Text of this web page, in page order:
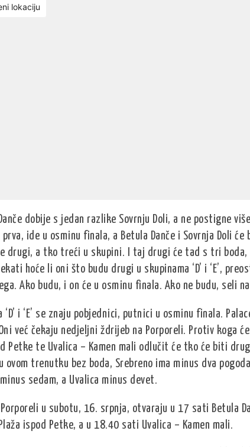
dobije s jedan razlike Sovrnju Doli, a ne postigne
prva, ide u osminu finala, a Betula Danče i Sovrnja Doli
drugi, a tko treći u skupini. I taj drugi će tad s tri
hoće li oni što budu drugi u skupinama ‘D’ i ‘E’,
Ako budu, i on će u osminu finala. Ako ne budu, seli
‘D’ i ‘E’ se znaju pobjednici, putnici u osminu finala.
Oni već čekaju nedjeljni ždrijeb na Porporeli. Protiv koga
Petke te Uvalica – Kamen mali odlučit će tko će biti
ovom trenutku bez boda, Srebreno ima minus dva
sedam, a Uvalica minus devet.
Porporeli u subotu, 16. srpnja, otvaraju u 17 sati Betula
ispod Petke, a u 18.40 sati Uvalica – Kamen mali.